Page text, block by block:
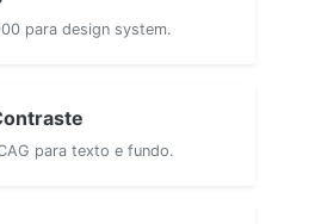
para design system.
para texto e fundo.